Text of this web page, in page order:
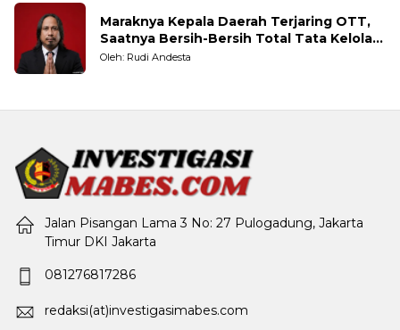
Maraknya Kepala Daerah Terjaring OTT,
Saatnya Bersih-Bersih Total Tata Kelola
Pemerintahan
Oleh: Rudi Andesta
Jalan Pisangan Lama 3 No: 27 Pulogadung, Jakarta
Timur DKI Jakarta
081276817286
redaksi(at)investigasimabes.com